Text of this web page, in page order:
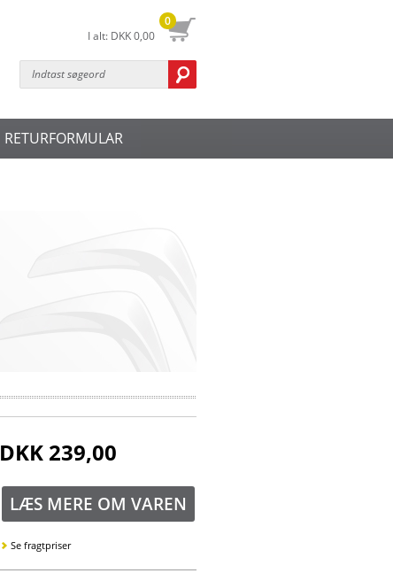
RETURFORMULAR
0
I alt: DKK 0,00
DKK 239,00
LÆS MERE OM VAREN
Se fragtpriser